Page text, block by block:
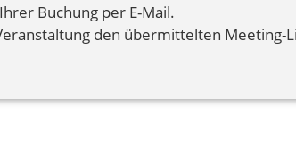
Buchung per E-Mail.
den übermittelten Meeting-